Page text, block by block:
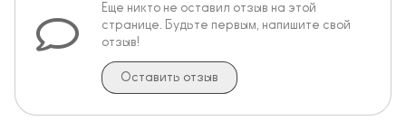
Еще никто не оставил отзыв на этой
странице. Будьте первым, напишите свой
отзыв!
Оставить отзыв